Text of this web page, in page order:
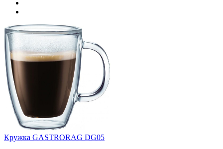
Кружка GASTRORAG DG05